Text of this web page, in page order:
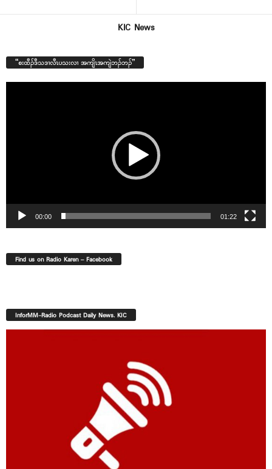
KIC News
“စးထီၣ်ဒီသဒၢလီၤပသးလၢ အကျိၤအကျဲဘၣ်ဘၣ်”
00:00 01:22
Find us on Radio Karen – Facebook
InforMM-Radio Podcast Daily News. KIC